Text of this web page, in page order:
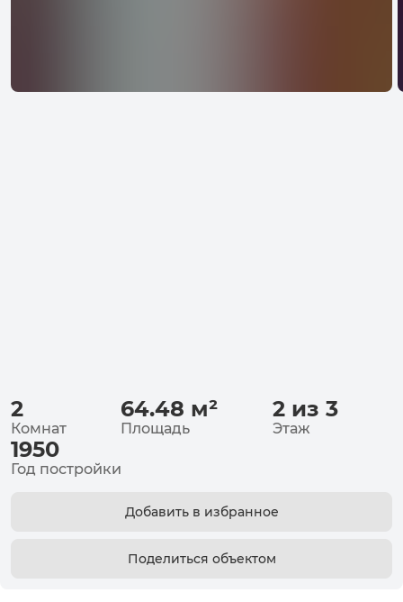
2
Комнат
64.48 м²
Площадь
2 из 3
Этаж
1950
Год постройки
Добавить в избранное
Поделиться объектом